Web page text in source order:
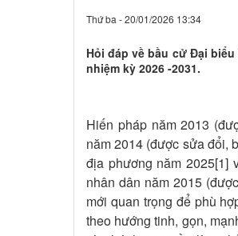
Thứ ba - 20/01/2026 13:34
Hỏi đáp về bầu cử Đại
nhiệm kỳ 2026 -2031.
Hiến pháp năm 2013
năm 2014 (được sửa đổi,
địa phương năm 2025[1]
nhân dân năm 2015
mới quan trọng để phù
theo hướng tinh, gọn,